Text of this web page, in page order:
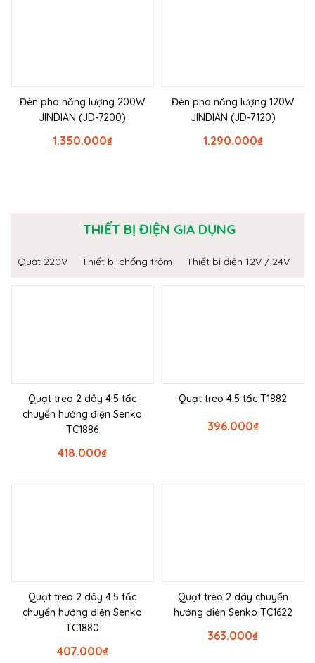
Đèn pha năng lượng 200W
JINDIAN (JD-7200)
₫
1.350.000
Đèn pha năng lượng 120W
JINDIAN (JD-7120)
₫
1.290.000
THIẾT BỊ ĐIỆN GIA DỤNG
Quạt 220V Thiết bị chống trộm Thiết bị điện 12V / 24V
Quạt treo 2 dây 4.5 tấc
chuyển hướng điện Senko
TC1886
₫
418.000
Quạt treo 4.5 tấc T1882
₫
396.000
Quạt treo 2 dây 4.5 tấc
chuyển hướng điện Senko
TC1880
₫
407.000
Quạt treo 2 dây chuyển
hướng điện Senko TC1622
₫
363.000